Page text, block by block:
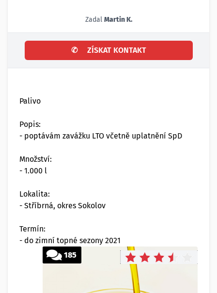
Zadal Martin K.
✆ ZÍSKAT KONTAKT
Palivo
Popis:
- poptávám zavážku LTO včetně uplatnění SpD
Množství:
- 1.000 l
Lokalita:
- Stříbrná, okres Sokolov
Termín:
- do zimní topné sezony 2021
185